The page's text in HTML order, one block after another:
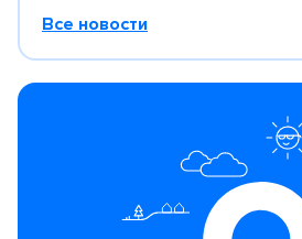
Все новости